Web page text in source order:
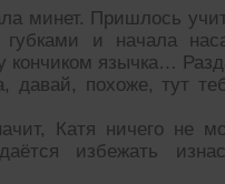
минет. Пришлось
и начала
кончиком язычка…
давай, похоже, тут
Катя ничего не
избежать